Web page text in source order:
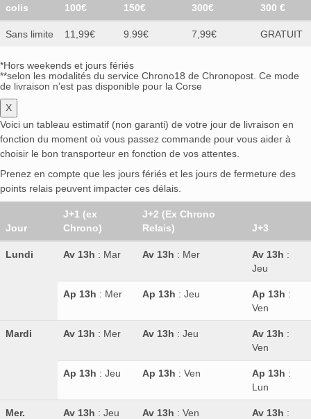
colis
100€
150€
300€
300 €
Sans limite 11,99€ 9.99€ 7,99€ GRATUIT
*Hors weekends et jours fériés
**selon les modalités du service Chrono18 de Chronopost. Ce mode
de livraison n’est pas disponible pour la Corse
X
Voici un tableau estimatif (non garanti) de votre jour de livraison en
fonction du moment où vous passez commande pour vous aider à
choisir le bon transporteur en fonction de vos attentes.
Prenez en compte que les jours fériés et les jours de fermeture des
points relais peuvent impacter ces délais.
Jour
J+1 (ex
Chrono)
J+2 (Ex Chrono
Relais)
J+3
Lundi Av 13h : Mar Av 13h : Mer Av 13h :
Jeu
Ap 13h : Mer Ap 13h : Jeu Ap 13h :
Ven
Mardi Av 13h : Mer Av 13h : Jeu Av 13h :
Ven
Ap 13h : Jeu Ap 13h : Ven Ap 13h :
Lun
Mer. Av 13h : Jeu Av 13h : Ven Av 13h :